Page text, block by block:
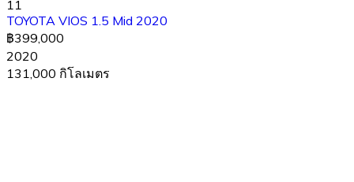
11
TOYOTA VIOS 1.5 Mid 2020
฿399,000
2020
131,000 กิโลเมตร